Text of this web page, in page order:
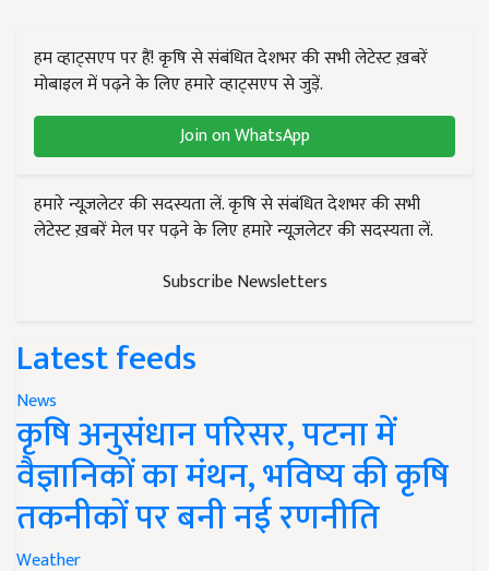
हम व्हाट्सएप पर हैं! कृषि से संबंधित देशभर की सभी लेटेस्ट ख़बरें
मोबाइल में पढ़ने के लिए हमारे व्हाट्सएप से जुड़ें.
Join on WhatsApp
हमारे न्यूज़लेटर की सदस्यता लें. कृषि से संबंधित देशभर की सभी
लेटेस्ट ख़बरें मेल पर पढ़ने के लिए हमारे न्यूज़लेटर की सदस्यता लें.
Subscribe Newsletters
Latest feeds
News
कृषि अनुसंधान परिसर, पटना में
वैज्ञानिकों का मंथन, भविष्य की कृषि
तकनीकों पर बनी नई रणनीति
Weather